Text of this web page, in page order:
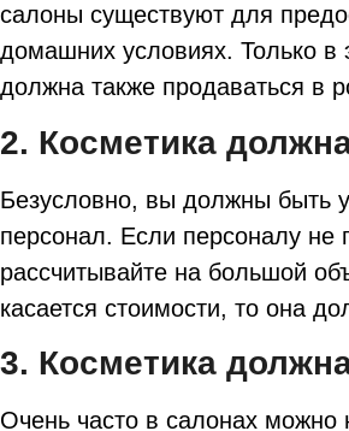
салоны существуют для
домашних условиях. Только в
должна также продаваться в
2. Косметика
Безусловно, вы должны быть
персонал. Если персоналу не
рассчитывайте на большой
касается стоимости, то она
3. Косметика
Очень часто в салонах можно